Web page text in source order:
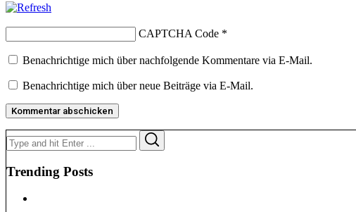
CAPTCHA Code *
Benachrichtige mich über nachfolgende Kommentare via E-Mail.
Benachrichtige mich über neue Beiträge via E-Mail.
Search
for:
Trending Posts